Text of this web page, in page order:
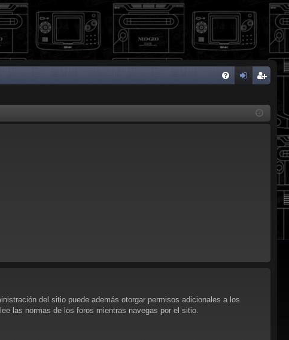
ist
del sitio puede además otorgar permisos adicionales a los
las normas de los foros mientras navegas por el sitio.